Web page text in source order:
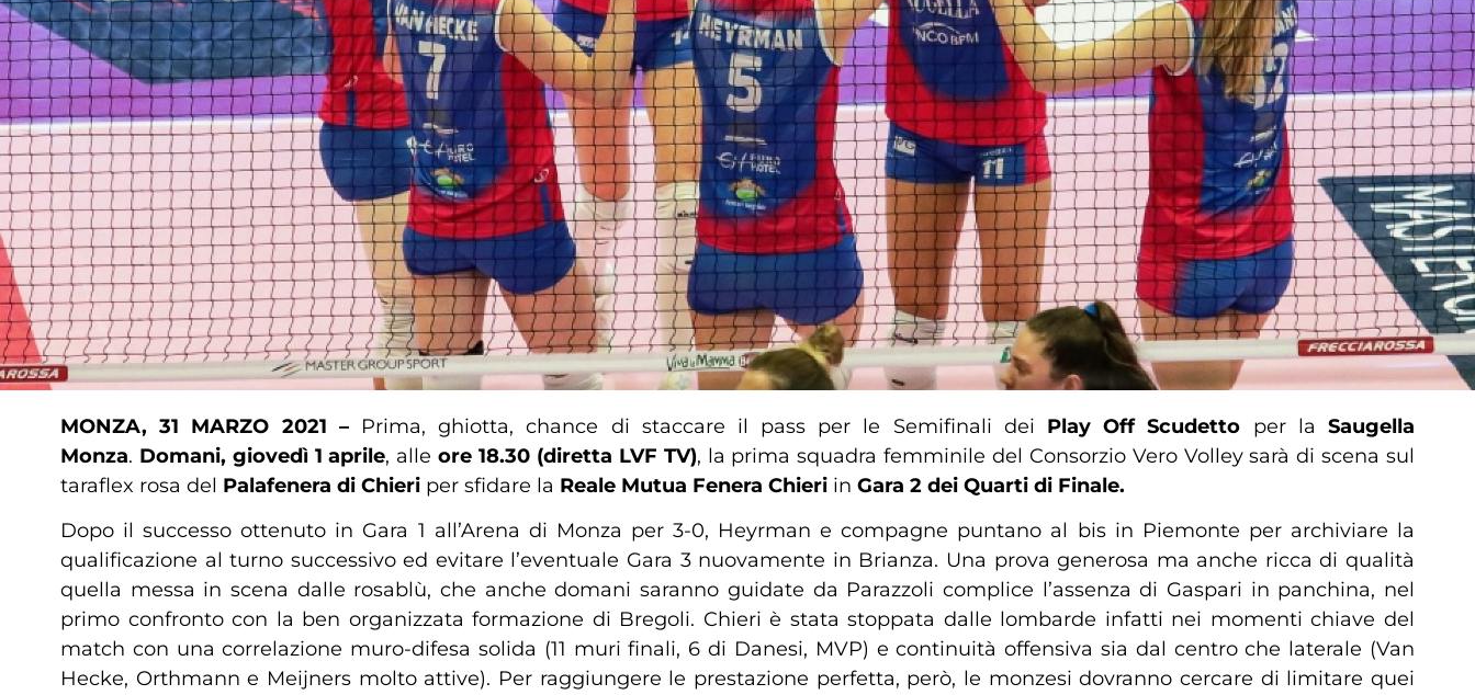
MONZA, 31 MARZO 2021 – Prima, ghiotta, chance di staccare il pass per le Semifinali dei Play Off Scudetto per laSaugella
Monza. Domani, giovedì 1 aprile, alleore 18.30 (diretta LVF TV), la prima squadra femminile del Consorzio Vero Volley sarà di scena sul
taraflex rosa del Palafenera di Chieri per sfidare la Reale Mutua Fenera Chieri in Gara 2 dei Quarti di Finale.
Dopo il successo ottenuto in Gara 1 all’Arena di Monza per 3-0, Heyrman e compagne puntano al bis in Piemonte per archiviare la
qualificazione al turno successivo ed evitare l’eventuale Gara 3 nuovamente in Brianza. Una prova generosa ma anche ricca di qualità
quella messa in scena dalle rosablù, che anche domani saranno guidate da Parazzoli complice l’assenza di Gaspari in panchina, nel
primo confronto con la ben organizzata formazione di Bregoli. Chieri è stata stoppata dalle lombarde infatti nei momenti chiave del
match con una correlazione muro-difesa solida (11 muri finali, 6 di Danesi, MVP) e continuità offensiva sia dal centro che laterale (Van
Hecke, Orthmann e Meijners molto attive). Per raggiungere le prestazione perfetta, però, le monzesi dovranno cercare di limitare quei